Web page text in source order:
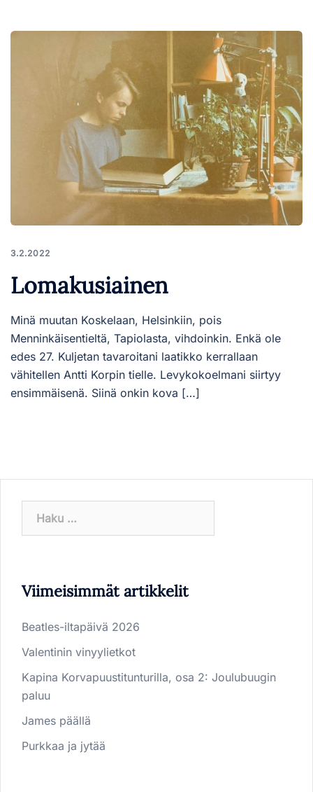
3.2.2022
Lomakusiainen
Minä muutan Koskelaan, Helsinkiin, pois
Menninkäisentieltä, Tapiolasta, vihdoinkin. Enkä ole
edes 27. Kuljetan tavaroitani laatikko kerrallaan
vähitellen Antti Korpin tielle. Levykokoelmani siirtyy
ensimmäisenä. Siinä onkin kova […]
Viimeisimmät artikkelit
Beatles-iltapäivä 2026
Valentinin vinyylietkot
Kapina Korvapuustitunturilla, osa 2: Joulubuugin
paluu
James päällä
Purkkaa ja jytää